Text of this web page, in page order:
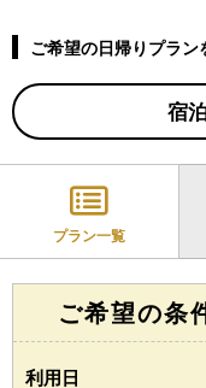
ご希望の日帰りプラン
宿
プラン一覧
ご希望の条
利用日